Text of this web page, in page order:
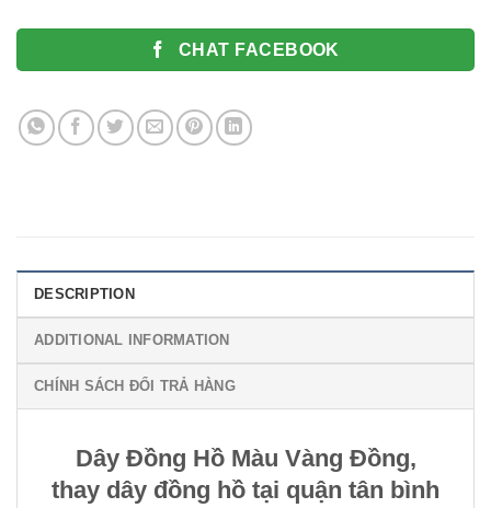
CHAT FACEBOOK
DESCRIPTION
ADDITIONAL INFORMATION
CHÍNH SÁCH ĐỔI TRẢ HÀNG
Dây Đồng Hồ Màu Vàng Đồng,
thay dây đồng hồ tại quận tân bình